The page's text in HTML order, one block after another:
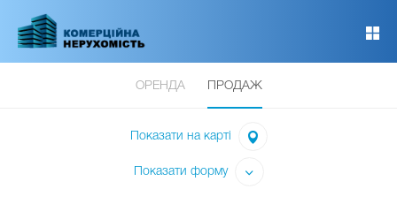
основного
ОРЕНДА ПРОДАЖ
Показати на карті
Показати форму